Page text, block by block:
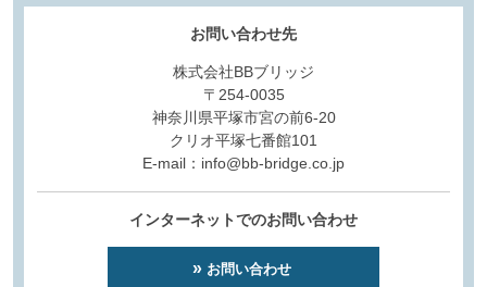
お問い合わせ先
株式会社BBブリッジ
〒254-0035
神奈川県平塚市宮の前6-20
クリオ平塚七番館101
E-mail：info@bb-bridge.co.jp
インターネットでのお問い合わせ
お問い合わせ